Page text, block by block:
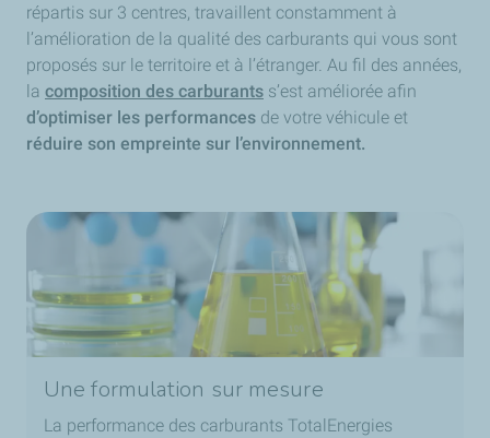
répartis sur 3 centres, travaillent constamment à
l’amélioration de la qualité des carburants qui vous sont
proposés sur le territoire et à l’étranger. Au fil des années,
la composition des carburants s’est améliorée afin
d’optimiser les performances de votre véhicule et
réduire son empreinte sur l’environnement.
Une formulation sur mesure
La performance des carburants TotalEnergies